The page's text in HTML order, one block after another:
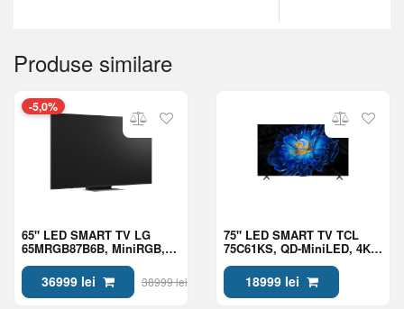
Produse similare
-5,0%
65" LED SMART TV LG
65MRGB87B6B, MiniRGB,
4K UHD, webOS, Black
36999 lei 38999 lei
75" LED SMART TV TCL
75C61KS, QD-MiniLED, 4K
UHD, Google TV, Black
18999 lei